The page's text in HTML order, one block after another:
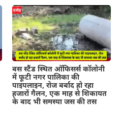
बस स्टैंड स्थित ऑफिसर्स कॉलोनी
में फूटी नगर पालिका की
पाइपलाइन, रोज बर्बाद हो रहा
हजारों गैलन, एक माह से शिकायत
के बाद भी समस्या जस की तस